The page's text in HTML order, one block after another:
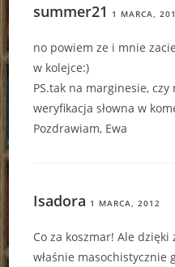
summer21 1 MARCA,
no powiem ze i mnie
w kolejce:)
PS.tak na marginesie,
weryfikacja słowna w
Pozdrawiam, Ewa
Isadora 1 MARCA, 2012
Co za koszmar! Ale
właśnie masochistycznie